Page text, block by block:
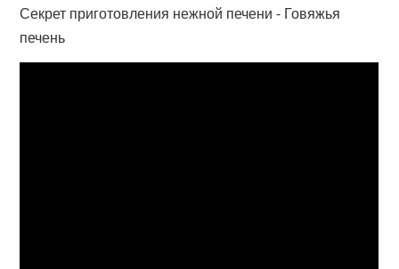
Секрет приготовления нежной печени - Говяжья
печень